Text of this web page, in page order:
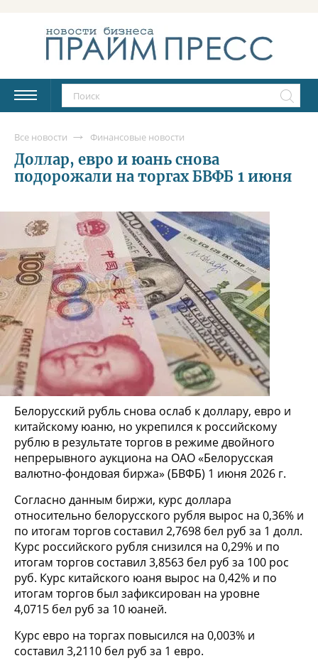
Все новости Финансовые новости
Доллар, евро и юань снова
подорожали на торгах БВФБ 1 июня
Белорусский рубль снова ослаб к доллару, евро и
китайскому юаню, но укрепился к российскому
рублю в результате торгов в режиме двойного
непрерывного аукциона на ОАО «Белорусская
валютно-фондовая биржа» (БВФБ) 1 июня 2026 г.
Согласно данным биржи, курс доллара
относительно белорусского рубля вырос на 0,36% и
по итогам торгов составил 2,7698 бел руб за 1 долл.
Курс российского рубля снизился на 0,29% и по
итогам торгов составил 3,8563 бел руб за 100 рос
руб. Курс китайского юаня вырос на 0,42% и по
итогам торгов был зафиксирован на уровне
4,0715 бел руб за 10 юаней.
Курс евро на торгах повысился на 0,003% и
составил 3,2110 бел руб за 1 евро.